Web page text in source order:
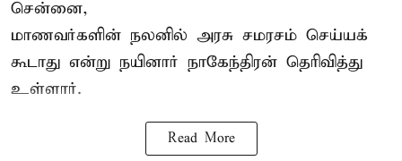
சென்னை,
மாணவர்களின் நலனில் அரசு சமரசம் செய்யக்
கூடாது என்று நயினார் நாகேந்திரன் தெரிவித்து
உள்ளார்.
Read More